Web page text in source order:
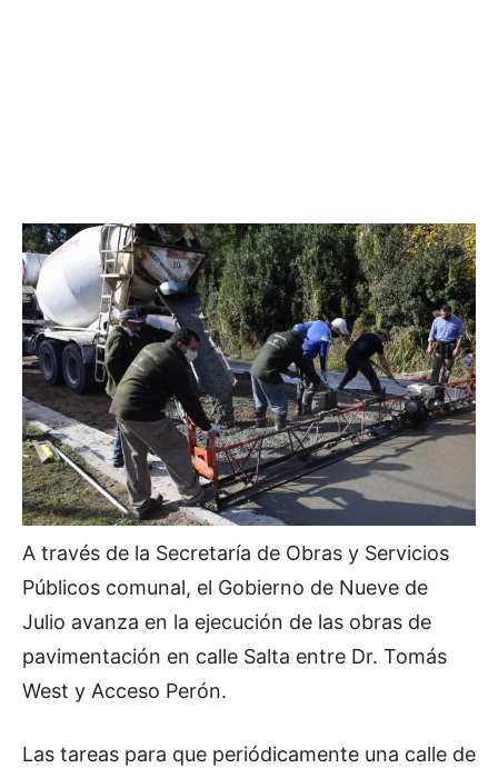
A través de la Secretaría de Obras y Servicios
Públicos comunal, el Gobierno de Nueve de
Julio avanza en la ejecución de las obras de
pavimentación en calle Salta entre Dr. Tomás
West y Acceso Perón.
Las tareas para que periódicamente una calle de